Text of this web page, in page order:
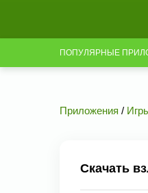
ПОПУЛЯРНЫЕ
Приложения /
Скачать